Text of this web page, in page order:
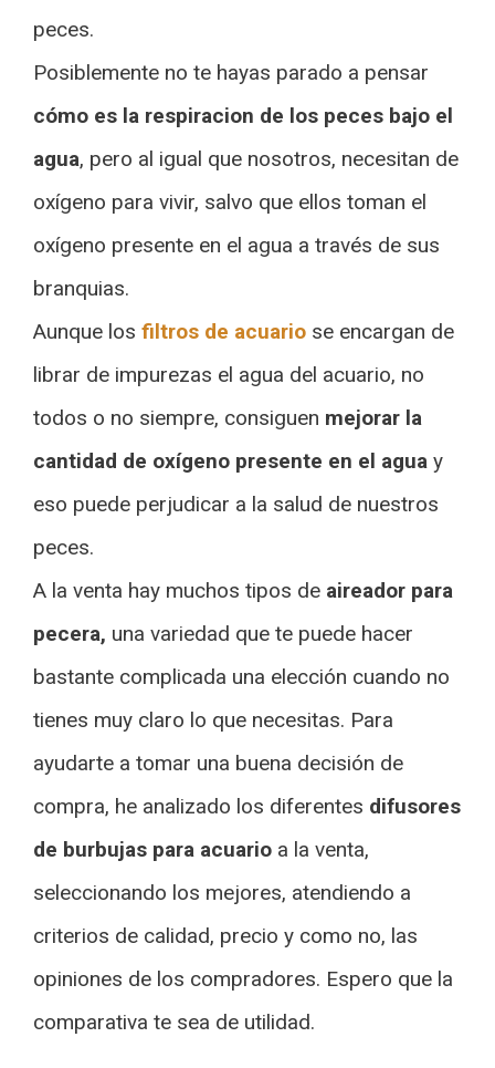
peces.
Posiblemente no te hayas parado a pensar
cómo es la respiracion de los peces bajo el
agua, pero al igual que nosotros, necesitan de
oxígeno para vivir, salvo que ellos toman el
oxígeno presente en el agua a través de sus
branquias.
Aunque los filtros de acuario se encargan de
librar de impurezas el agua del acuario, no
todos o no siempre, consiguen mejorar la
cantidad de oxígeno presente en el agua y
eso puede perjudicar a la salud de nuestros
peces.
A la venta hay muchos tipos de aireador para
pecera, una variedad que te puede hacer
bastante complicada una elección cuando no
tienes muy claro lo que necesitas. Para
ayudarte a tomar una buena decisión de
compra, he analizado los diferentes difusores
de burbujas para acuario a la venta,
seleccionando los mejores, atendiendo a
criterios de calidad, precio y como no, las
opiniones de los compradores. Espero que la
comparativa te sea de utilidad.